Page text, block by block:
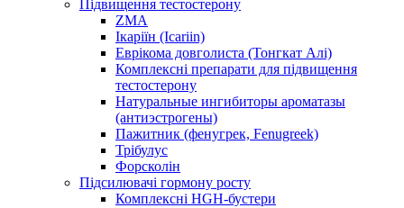
Підвищення тестостерону
ZMA
Ікаріїн (Icariin)
Еврікома довголиста (Тонгкат Алі)
Комплексні препарати для підвищення
тестостерону
Натуральные ингибиторы ароматазы
(антиэстрогены)
Пажитник (фенугрек, Fenugreek)
Трібулус
Форсколін
Підсилювачі гормону росту
Комплексні HGH-бустери